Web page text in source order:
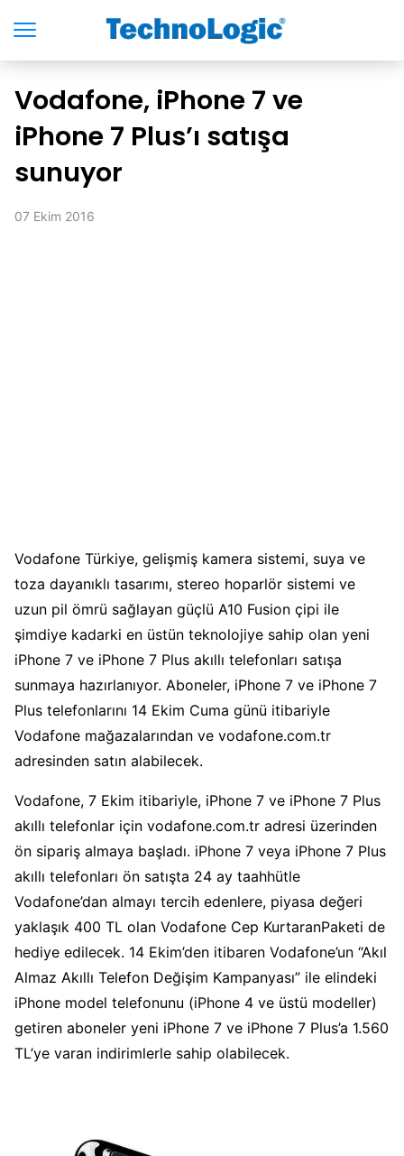
Vodafone, iPhone 7 ve
iPhone 7 Plus’ı satışa
sunuyor
07 Ekim 2016
Vodafone Türkiye, gelişmiş kamera sistemi, suya ve
toza dayanıklı tasarımı, stereo hoparlör sistemi ve
uzun pil ömrü sağlayan güçlü A10 Fusion çipi ile
şimdiye kadarki en üstün teknolojiye sahip olan yeni
iPhone 7 ve iPhone 7 Plus akıllı telefonları satışa
sunmaya hazırlanıyor. Aboneler, iPhone 7 ve iPhone 7
Plus telefonlarını 14 Ekim Cuma günü itibariyle
Vodafone mağazalarından ve vodafone.com.tr
adresinden satın alabilecek.
Vodafone, 7 Ekim itibariyle, iPhone 7 ve iPhone 7 Plus
akıllı telefonlar için vodafone.com.tr adresi üzerinden
ön sipariş almaya başladı. iPhone 7 veya iPhone 7 Plus
akıllı telefonları ön satışta 24 ay taahhütle
Vodafone’dan almayı tercih edenlere, piyasa değeri
yaklaşık 400 TL olan Vodafone Cep KurtaranPaketi de
hediye edilecek. 14 Ekim’den itibaren Vodafone’un “Akıl
Almaz Akıllı Telefon Değişim Kampanyası” ile elindeki
iPhone model telefonunu (iPhone 4 ve üstü modeller)
getiren aboneler yeni iPhone 7 ve iPhone 7 Plus’a 1.560
TL’ye varan indirimlerle sahip olabilecek.